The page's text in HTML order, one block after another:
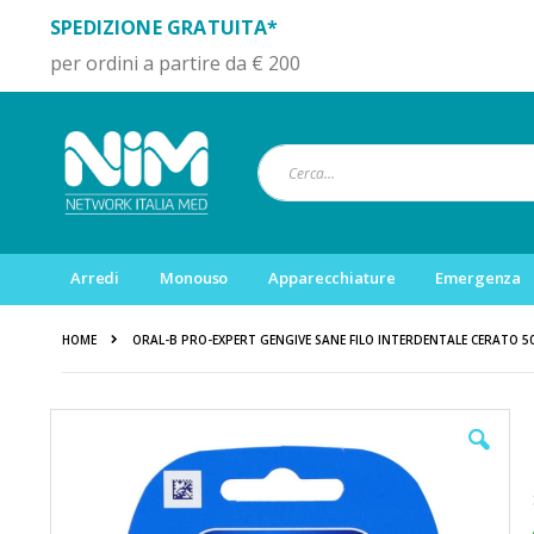
SPEDIZIONE GRATUITA*
per ordini a partire da € 200
Cerca
Arredi Monouso Apparecchiature Emergenza
HOME ORAL-B PRO-EXPERT GENGIVE SANE FILO INTERDENTALE CERATO